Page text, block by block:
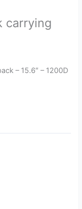
carrying
– 15.6″ – 1200D